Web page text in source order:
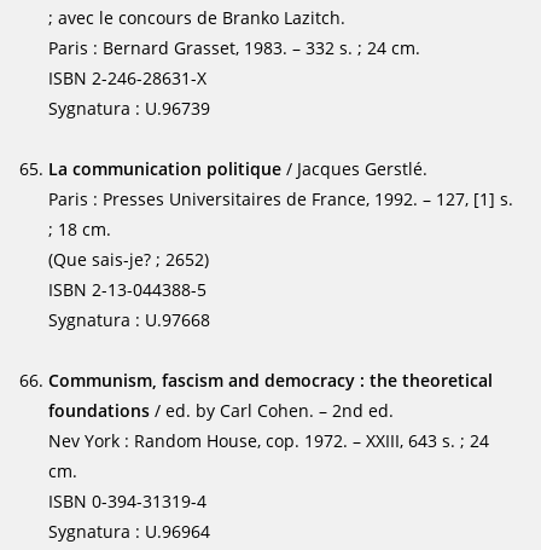
; avec le concours de Branko Lazitch.
Paris : Bernard Grasset, 1983. – 332 s. ; 24 cm.
ISBN 2-246-28631-X
Sygnatura : U.96739
La communication politique / Jacques Gerstlé.
Paris : Presses Universitaires de France, 1992. – 127, [1] s.
; 18 cm.
(Que sais-je? ; 2652)
ISBN 2-13-044388-5
Sygnatura : U.97668
Communism, fascism and democracy : the theoretical
foundations / ed. by Carl Cohen. – 2nd ed.
Nev York : Random House, cop. 1972. – XXIII, 643 s. ; 24
cm.
ISBN 0-394-31319-4
Sygnatura : U.96964